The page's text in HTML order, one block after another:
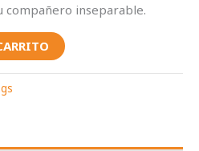
compañero inseparable.